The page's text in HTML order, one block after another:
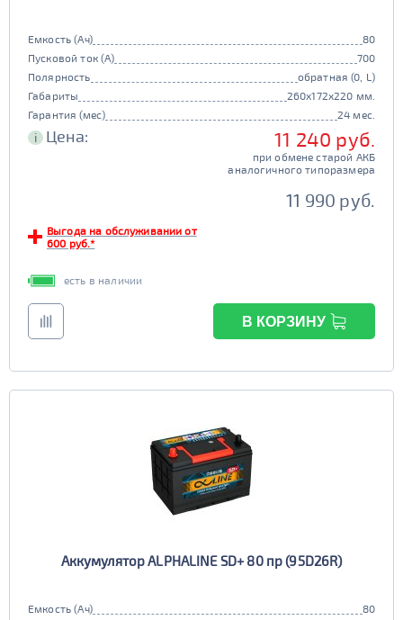
Емкость (Ач)
80
Пусковой ток (А)
700
Полярность
обратная (0, L)
Габариты
260x172x220 мм.
Гарантия (мес)
24 мес.
i Цена: 11 240 руб.
при обмене старой АКБ
аналогичного типоразмера
11 990 руб.
Выгода на обслуживании от
600 руб.*
есть в наличии
В КОРЗИНУ
Аккумулятор ALPHALINE SD+ 80 пр (95D26R)
Емкость (Ач)
80